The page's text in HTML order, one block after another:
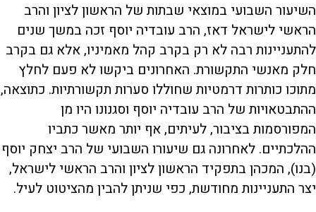
השיעור השבועי במוצאי שבתות של הראשון לציון והרב
הראשי לישראל דאז, הרב עובדיה יוסף זכה במשך שנים
להתעניינות רבה לא רק בקרב קהל מאמיניו, אלא גם בקרב
חלק מאנשי התקשורת. האחרונים ביקשו לא פעם לחלץ
מתוכו כותרות דרמטיות שחוללו סערות תקשורתיות. כתוצאה,
ההתבטאויות של הרב עובדיה יוסף וסגנונו היו מן
המפורסמות בציבור, לעיתים, אף יותר מאשר כתביו
ההלכתיים. לאחרונה גם שיעורו השבועי של הרב יצחק יוסף
(בנו), המכהן בתפקיד הראשון לציון והרב הראשי לישראל,
יצר התעניינות מחודשת, כפי שניתן להבין מהציטוט לעיל.